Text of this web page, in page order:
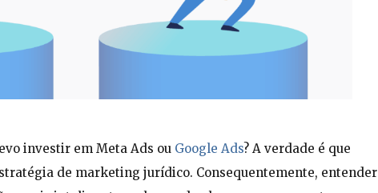
investir em Meta Ads ou Google Ads? A verdade é que
de marketing jurídico. Consequentemente, entender